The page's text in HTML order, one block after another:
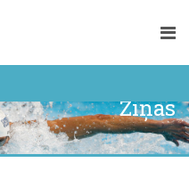
Ziņas